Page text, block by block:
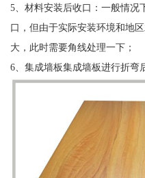
5、材料安装后收口：一般情况
口，但由于实际安装环境和地
大，此时需要角线处理一下；
6、集成墙板集成墙板进行折弯